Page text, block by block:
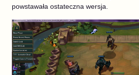
powstawała ostateczna wersja.